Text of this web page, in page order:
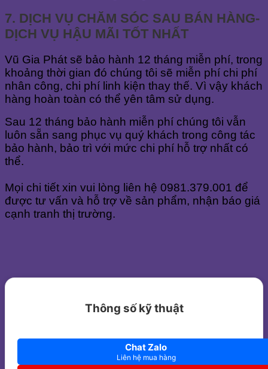
7. DỊCH VỤ CHĂM SÓC SAU BÁN HÀNG-
DỊCH VỤ HẬU MÃI TỐT NHẤT
Vũ Gia Phát sẽ bảo hành 12 tháng miễn phí, trong
khoảng thời gian đó chúng tôi sẽ miễn phí chi phí
nhân công, chi phí linh kiện thay thế. Vì vậy khách
hàng hoàn toàn có thể yên tâm sử dụng.
Sau 12 tháng bảo hành miễn phí chúng tôi vẫn
luôn sẵn sang phục vụ quý khách trong công tác
bảo hành, bảo trì với mức chi phí hỗ trợ nhất có
thể.
Mọi chi tiết xin vui lòng liên hệ 0981.379.001 để
được tư vấn và hỗ trợ về sản phẩm, nhận báo giá
cạnh tranh thị trường.
Thông số kỹ thuật
Chat Zalo
Liên hệ mua hàng